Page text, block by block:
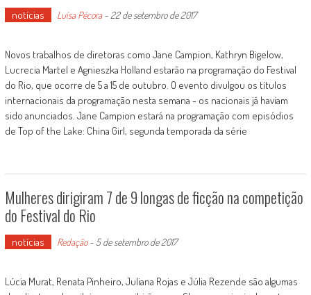
notícias Luísa Pécora- 22 de setembro de 2017
Novos trabalhos de diretoras como Jane Campion, Kathryn Bigelow,
Lucrecia Martel e Agnieszka Holland estarão na programação do Festival
do Rio, que ocorre de 5 a 15 de outubro. O evento divulgou os títulos
internacionais da programação nesta semana - os nacionais já haviam
sido anunciados. Jane Campion estará na programação com episódios
de Top of the Lake: China Girl, segunda temporada da série
Mulheres dirigiram 7 de 9 longas de ficção na competição
do Festival do Rio
notícias Redação- 5 de setembro de 2017
Lúcia Murat, Renata Pinheiro, Juliana Rojas e Júlia Rezende são algumas